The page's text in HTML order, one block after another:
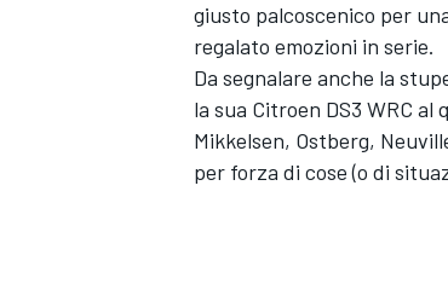
giusto palcoscenico per
regalato emozioni in serie.
Da segnalare anche la
la sua Citroen DS3 WRC
Mikkelsen, Ostberg,
per forza di cose (o di